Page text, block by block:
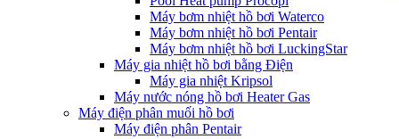
Máy bơm nhiệt hồ bơi Waterco
Máy bơm nhiệt hồ bơi Pentair
Máy bơm nhiệt hồ bơi LuckingStar
Máy gia nhiệt hồ bơi bằng Điện
Máy gia nhiệt Kripsol
Máy nước nóng hồ bơi Heater Gas
Máy điện phân muối hồ bơi
Máy điện phân Pentair